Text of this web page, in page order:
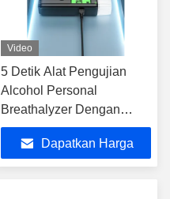
Video
5 Detik Alat Pengujian
Alcohol Personal
Breathalyzer Dengan
Alarm Suara
Dapatkan Harga